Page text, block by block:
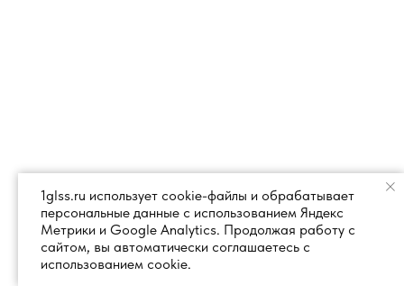
1glss.ru использует cookie-файлы и обрабатывает
персональные данные с использованием Яндекс
Метрики и Google Analytics. Продолжая работу с
сайтом, вы автоматически соглашаетесь с
использованием cookie.